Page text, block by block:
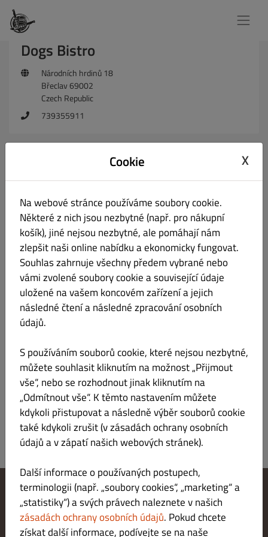
Dogs Bistro
Národních hrdinů 18
Břeclav 69002
Czech Republic
739355911
Žádné
ODESLAT
Změnit nastavení souborů cookie
Kontaktuj nás
Zásady ochrany osobních údajů
Cookie X
Na webové stránce používáme soubory cookie.
Některé z nich jsou nezbytné (např. pro nákupní
košík), jiné nejsou nezbytné, ale pomáhají nám
zlepšit naši online nabídku a ekonomicky fungovat.
Souhlas zahrnuje všechny předem vybrané nebo
vámi zvolené soubory cookie a související údaje
uložené na vašem koncovém zařízení a jejich
následné čtení a následné zpracování osobních
údajů.
S používáním souborů cookie, které nejsou nezbytné,
můžete souhlasit kliknutím na možnost „Přijmout
vše“, nebo se rozhodnout jinak kliknutím na
„Odmítnout vše“. K těmto nastavením můžete
kdykoli přistupovat a následně výběr souborů cookie
také kdykoli zrušit (v zásadách ochrany osobních
údajů a v zápatí našich webových stránek).
Další informace o používaných postupech,
terminologii (např. „soubory cookies“, „marketing“ a
„statistiky“) a svých právech naleznete v našich
zásadách ochrany osobních údajů. Pokud chcete
získat další informace, podívejte se na naše